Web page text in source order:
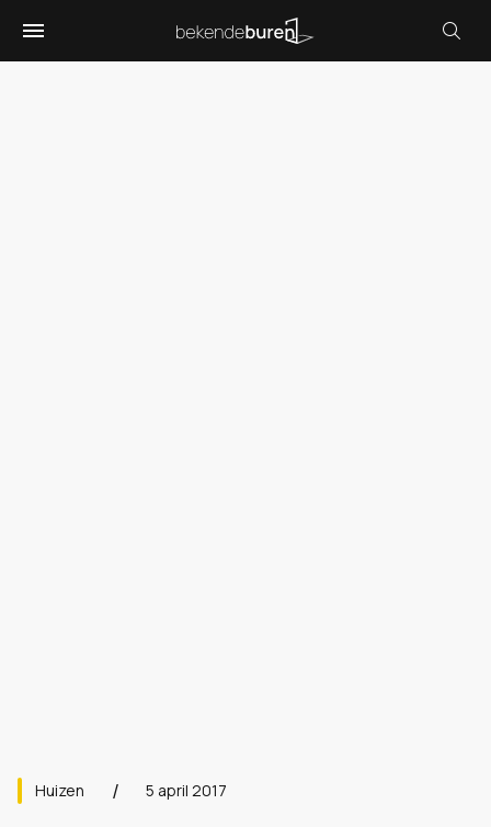
Huizen 5 april 2017